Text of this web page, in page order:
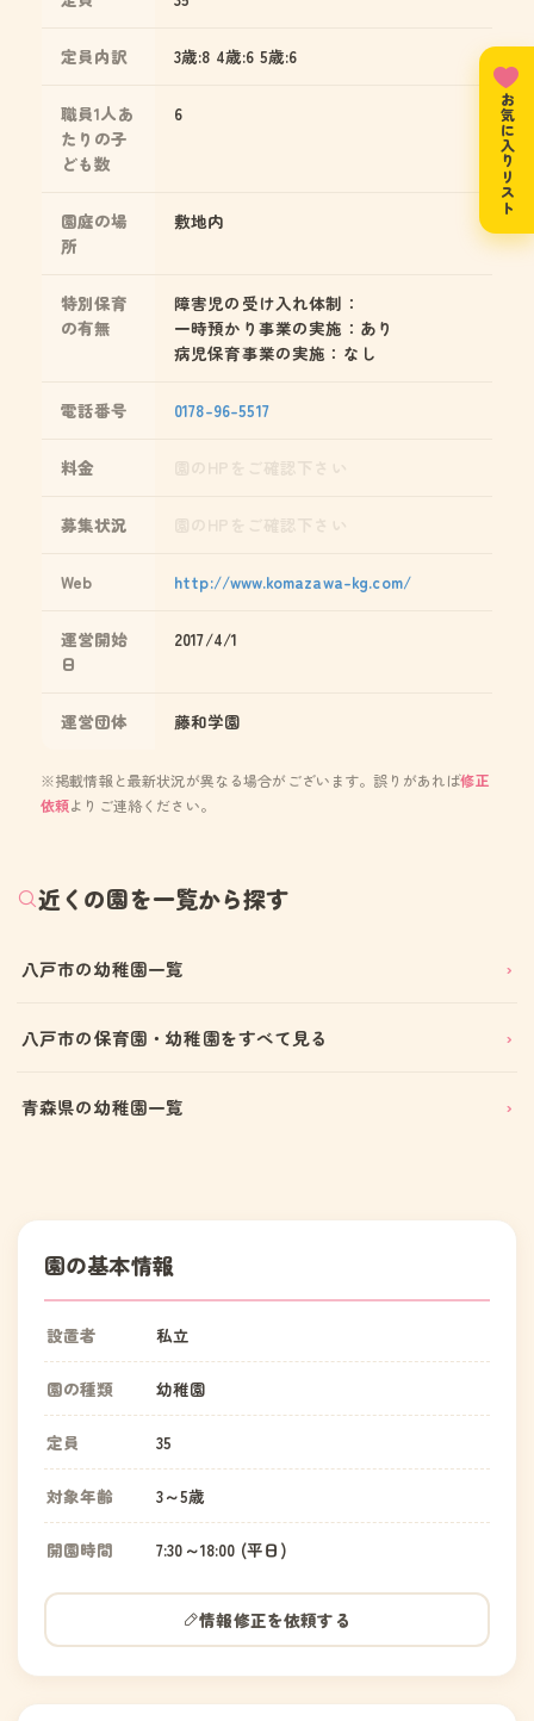
定員内訳 3歳:8 4歳:6 5歳:6
職員1人あ
たりの子
ども数
6
園庭の場
所
敷地内
特別保育
の有無
障害児の受け入れ体制：
一時預かり事業の実施：あり
病児保育事業の実施：なし
電話番号 0178-96-5517
料金
募集状況
Web http://www.komazawa-kg.com/
運営開始
日
2017/4/1
運営団体 藤和学園
※掲載情報と最新状況が異なる場合がございます。誤りがあれば修正
依頼よりご連絡ください。
近くの園を一覧から探す
八戸市の幼稚園一覧
八戸市の保育園・幼稚園をすべて見る
青森県の幼稚園一覧
園の基本情報
設置者 私立
園の種類 幼稚園
定員 35
対象年齢 3～5歳
開園時間 7:30～18:00 (平日)
情報修正を依頼する
お気に入りリスト